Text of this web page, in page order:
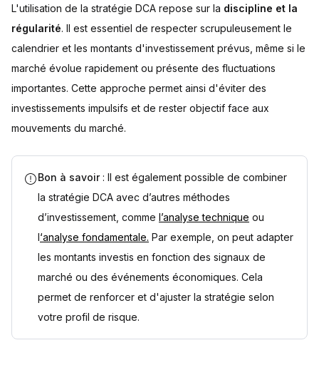
L'utilisation de la stratégie DCA repose sur la discipline et la
régularité. Il est essentiel de respecter scrupuleusement le
calendrier et les montants d'investissement prévus, même si le
marché évolue rapidement ou présente des fluctuations
importantes. Cette approche permet ainsi d'éviter des
investissements impulsifs et de rester objectif face aux
mouvements du marché.
Bon à savoir : Il est également possible de combiner
la stratégie DCA avec d’autres méthodes
d’investissement, comme l’analyse technique ou
l‘analyse fondamentale. Par exemple, on peut adapter
les montants investis en fonction des signaux de
marché ou des événements économiques. Cela
permet de renforcer et d'ajuster la stratégie selon
votre profil de risque.